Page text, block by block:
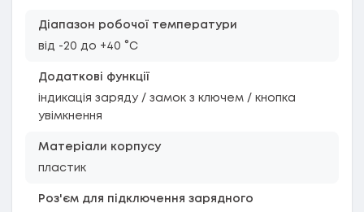
Діапазон робочої температури
від -20 до +40 °C
Додаткові функції
індикація заряду / замок з ключем / кнопка
увімкнення
Матеріали корпусу
пластик
Роз'єм для підключення зарядного